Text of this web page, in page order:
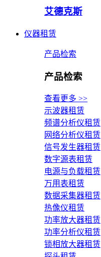
艾德克斯
仪器租赁
产品检索
产品检索
查看更多 >>
示波器租赁
频谱分析仪租赁
网络分析仪租赁
信号发生器租赁
数字源表租赁
电源与负载租赁
万用表租赁
数据采集器租赁
热像仪租赁
功率放大器租赁
功率分析仪租赁
锁相放大器租赁